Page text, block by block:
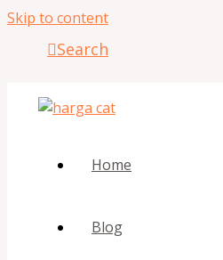
Skip to content
Search
Home
Blog